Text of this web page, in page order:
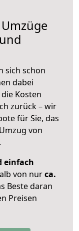
sich schon
dabei
Kosten
zurück – wir
für Sie, das
von
einfach
von nurca.
Beste daran
Preisen